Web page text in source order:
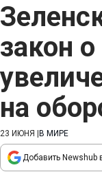
закон
на
23 ИЮНЯ В МИРЕ
Добавить Newshub